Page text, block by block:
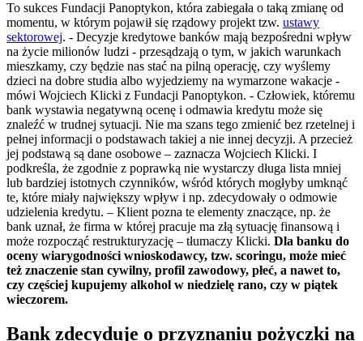
To sukces Fundacji Panoptykon, która zabiegała o taką zmianę od
momentu, w którym pojawił się rządowy projekt tzw. ustawy
sektorowej. - Decyzje kredytowe banków mają bezpośredni wpływ
na życie milionów ludzi - przesądzają o tym, w jakich warunkach
mieszkamy, czy będzie nas stać na pilną operację, czy wyślemy
dzieci na dobre studia albo wyjedziemy na wymarzone wakacje -
mówi Wojciech Klicki z Fundacji Panoptykon. - Człowiek, któremu
bank wystawia negatywną ocenę i odmawia kredytu może się
znaleźć w trudnej sytuacji. Nie ma szans tego zmienić bez rzetelnej i
pełnej informacji o podstawach takiej a nie innej decyzji. A przecież
jej podstawą są dane osobowe – zaznacza Wojciech Klicki. I
podkreśla, że zgodnie z poprawką nie wystarczy długa lista mniej
lub bardziej istotnych czynników, wśród których mogłyby umknąć
te, które miały największy wpływ i np. zdecydowały o odmowie
udzielenia kredytu. – Klient pozna te elementy znaczące, np. że
bank uznał, że firma w której pracuje ma złą sytuację finansową i
może rozpocząć restrukturyzację – tłumaczy Klicki. Dla banku do
oceny wiarygodności wnioskodawcy, tzw. scoringu, może mieć
też znaczenie stan cywilny, profil zawodowy, płeć, a nawet to,
czy częściej kupujemy alkohol w niedzielę rano, czy w piątek
wieczorem.
Bank zdecyduje o przyznaniu pożyczki na